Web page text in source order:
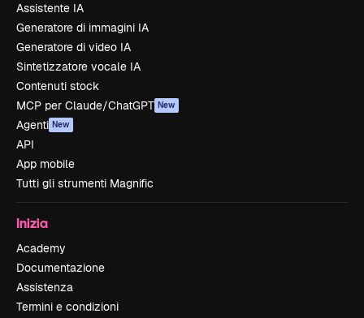
Assistente IA
Generatore di immagini IA
Generatore di video IA
Sintetizzatore vocale IA
Contenuti stock
MCP per Claude/ChatGPT New
Agenti New
API
App mobile
Tutti gli strumenti Magnific
Inizia
Academy
Documentazione
Assistenza
Termini e condizioni